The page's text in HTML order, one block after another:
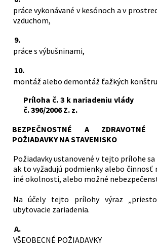
práce vykonávané v kesónoch a v
vzduchom,
9.
práce s výbušninami,
10.
montáž alebo demontáž ťažkých
Príloha č. 3 k nariadeniu vlády
č. 396/2006 Z. z.
BEZPEČNOSTNÉ A ZDRAVOTNÉ
POŽIADAVKY NA STAVENISKO
Požiadavky ustanovené v tejto prílohe
ak to vyžadujú podmienky alebo činnosť
iné okolnosti, alebo možné
Na účely tejto prílohy výraz
ubytovacie zariadenia.
A.
VŠEOBECNÉ POŽIADAVKY